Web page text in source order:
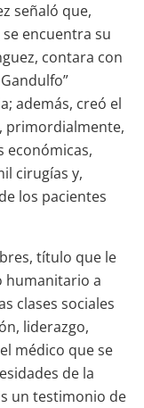
señaló que,
encuentra su
contara con
además, creó el
primordialmente,
económicas,
cirugías y,
los pacientes
título que le
humanitario a
clases sociales
liderazgo,
médico que se
de la
un testimonio de